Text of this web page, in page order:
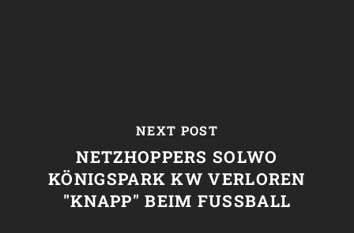
NEXT POST
NETZHOPPERS SOLWO
KÖNIGSPARK KW VERLOREN
"KNAPP" BEIM FUSSBALL